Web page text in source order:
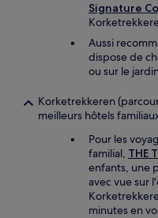
Signature
Aussi
dispose de
ou sur le
Korketrekkeren
meilleurs hôtels
Pour les
familial, THE
enfants, une
avec vue sur
minutes en